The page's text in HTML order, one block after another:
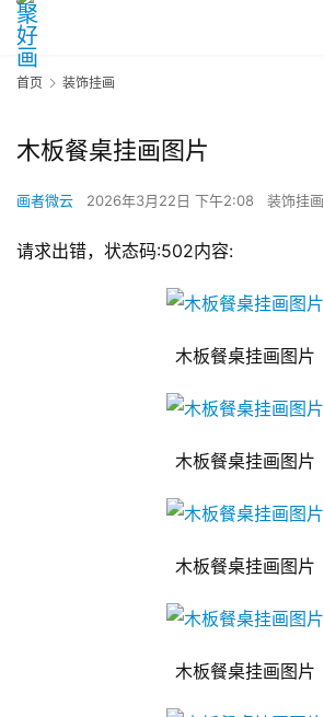
首页 装饰挂画
木板餐桌挂画图片
画者微云 2026年3月22日 下午2:08 装饰挂画
请求出错，状态码:502内容:
木板餐桌挂画图片
木板餐桌挂画图片
木板餐桌挂画图片
木板餐桌挂画图片